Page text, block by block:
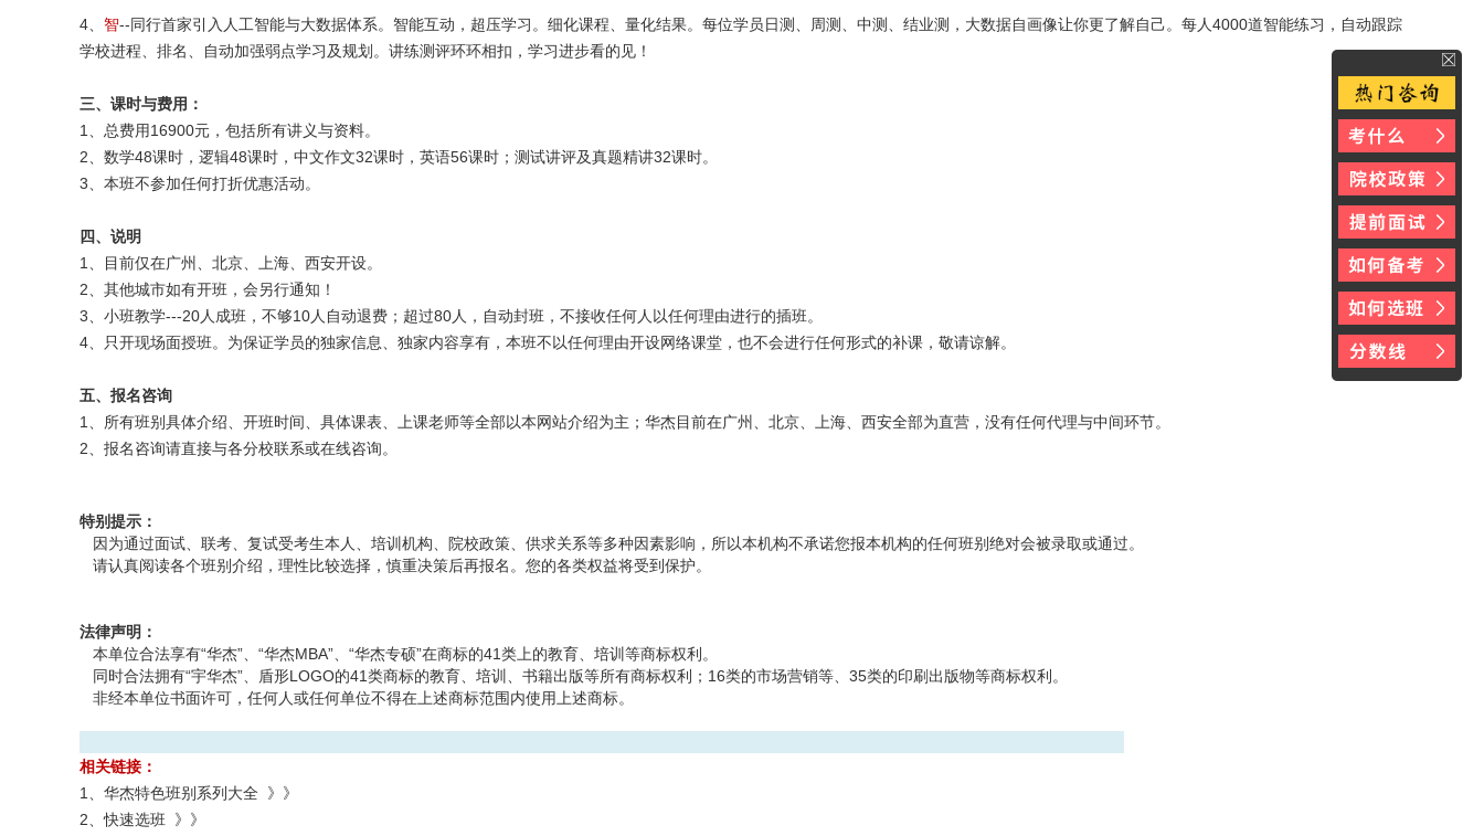
4、 智--同行首家引入人工智能与大数据体系。智能互动，超压学习。细化课程、量化结果。每位学员日测、周测、中测、结业测，大数据自画像让你更了解自己。每人4000道智能练习，自动跟踪
学校进程、排名、自动加强弱点学习及规划。讲练测评环环相扣，学习进步看的见！
三、课时与费用：
1、总费用16900元，包括所有讲义与资料。
2、数学48课时，逻辑48课时，中文作文32课时，英语56课时；测试讲评及真题精讲32课时。
3、本班不参加任何打折优惠活动。
四、说明
1、目前仅在广州、北京、上海、西安开设。
2、其他城市如有开班，会另行通知！
3、小班教学---20人成班，不够10人自动退费；超过80人，自动封班，不接收任何人以任何理由进行的插班。
4、只开现场面授班。为保证学员的独家信息、独家内容享有，本班不以任何理由开设网络课堂，也不会进行任何形式的补课，敬请谅解。
五、报名咨询
1、所有班别具体介绍、开班时间、具体课表、上课老师等全部以本网站介绍为主；华杰目前在广州、北京、上海、西安全部为直营，没有任何代理与中间环节。
2、报名咨询请直接与各分校联系或在线咨询。
特别提示：
因为通过面试、联考、复试受考生本人、培训机构、院校政策、供求关系等多种因素影响，所以本机构不承诺您报本机构的任何班别绝对会被录取或通过。
请认真阅读各个班别介绍，理性比较选择，慎重决策后再报名。您的各类权益将受到保护。
法律声明：
本单位合法享有“华杰”、“华杰MBA”、“华杰专硕”在商标的41类上的教育、培训等商标权利。
同时合法拥有“宇华杰”、盾形LOGO的41类商标的教育、培训、书籍出版等所有商标权利；16类的市场营销等、35类的印刷出版物等商标权利。
非经本单位书面许可，任何人或任何单位不得在上述商标范围内使用上述商标。
相关链接：
1、 华杰特色班别系列大全 》》
2、快速选班 》》